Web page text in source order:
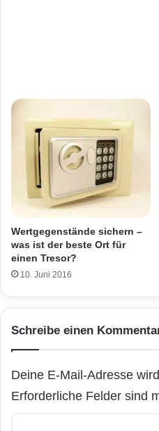
Wertgegenstände sichern –
was ist der beste Ort für
einen Tresor?
10. Juni 2016
Schreibe einen
Deine E-Mail-Adresse
Erforderliche Felder sind